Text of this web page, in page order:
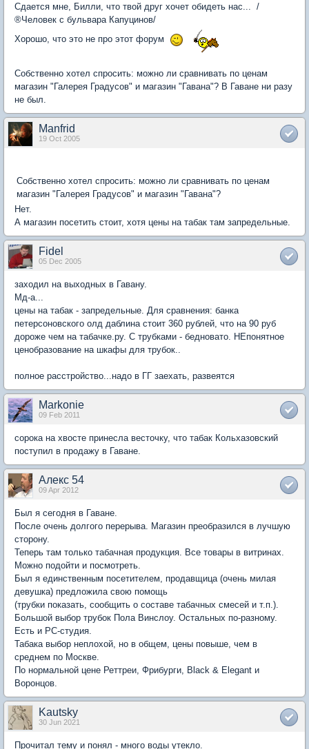
Сдается мне, Билли, что твой друг хочет обидеть нас... /
®Человек с бульвара Капуцинов/
Хорошо, что это не про этот форум
Собственно хотел спросить: можно ли сравнивать по ценам
магазин "Галерея Градусов" и магазин "Гавана"? В Гаване ни разу
не был.
Manfrid
19 Oct 2005
Собственно хотел спросить: можно ли сравнивать по ценам
магазин "Галерея Градусов" и магазин "Гавана"?
Нет.
А магазин посетить стоит, хотя цены на табак там запредельные.
Fidel
05 Dec 2005
заходил на выходных в Гавану.
Мд-а...
цены на табак - запредельные. Для сравнения: банка
петерсоновского олд даблина стоит 360 рублей, что на 90 руб
дороже чем на табачке.ру. С трубками - бедновато. НЕпонятное
ценобразование на шкафы для трубок..
полное расстройство...надо в ГГ заехать, развеятся
Markonie
09 Feb 2011
сорока на хвосте принесла весточку, что табак Кольхазовский
поступил в продажу в Гаване.
Алекс 54
09 Apr 2012
Был я сегодня в Гаване.
После очень долгого перерыва. Магазин преобразился в лучшую
сторону.
Теперь там только табачная продукция. Все товары в витринах.
Можно подойти и посмотреть.
Был я единственным посетителем, продавщица (очень милая
девушка) предложила свою помощь
(трубки показать, сообщить о составе табачных смесей и т.п.).
Большой выбор трубок Пола Винслоу. Остальных по-разному.
Есть и РС-студия.
Табака выбор неплохой, но в общем, цены повыше, чем в
среднем по Москве.
По нормальной цене Реттреи, Фрибурги, Black & Elegant и
Воронцов.
Kautsky
30 Jun 2021
Прочитал тему и понял - много воды утекло.